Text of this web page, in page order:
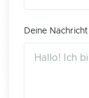
Deine Nachricht